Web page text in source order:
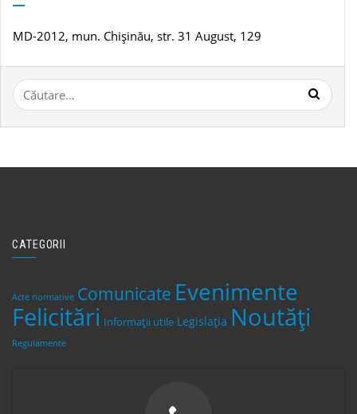
MD-2012, mun. Chișinău, str. 31 August, 129
Caută
după:
CATEGORII
Acte normative Comunicate Evenimente
Felicitări Informații utile Legislaţia Noutăți
Regulamente